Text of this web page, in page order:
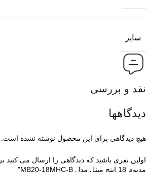
سایز
نقد و بررسی
دیدگاهها
هیچ دیدگاهی برای این محصول نوشته نشده است.
اولین نفری باشید که دیدگاهی را ارسال می
مدیوم 18 اینچ مینل مدل MB20-18MHC-B”